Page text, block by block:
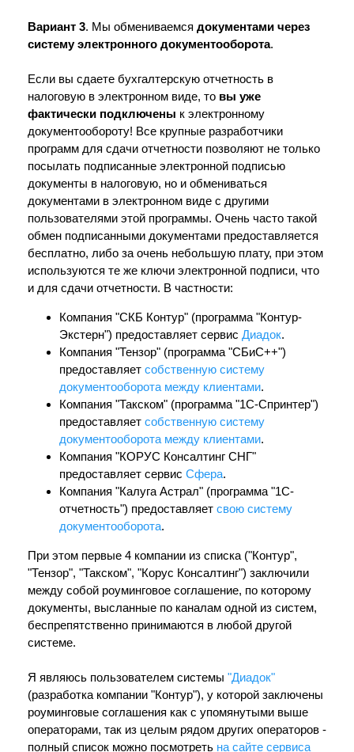
Вариант 3. Мы обмениваемся документами через
систему электронного документооборота.
Если вы сдаете бухгалтерскую отчетность в
налоговую в электронном виде, то вы уже
фактически подключены к электронному
документообороту! Все крупные разработчики
программ для сдачи отчетности позволяют не только
посылать подписанные электронной подписью
документы в налоговую, но и обмениваться
документами в электронном виде с другими
пользователями этой программы. Очень часто такой
обмен подписанными документами предоставляется
бесплатно, либо за очень небольшую плату, при этом
используются те же ключи электронной подписи, что
и для сдачи отчетности. В частности:
Компания "СКБ Контур" (программа "Контур-
Экстерн") предоставляет сервис Диадок.
Компания "Тензор" (программа "СБиС++")
предоставляет собственную систему
документооборота между клиентами.
Компания "Такском" (программа "1С-Спринтер")
предоставляет собственную систему
документооборота между клиентами.
Компания "КОРУС Консалтинг СНГ"
предоставляет сервис Сфера.
Компания "Калуга Астрал" (программа "1С-
отчетность") предоставляет свою систему
документооборота.
При этом первые 4 компании из списка ("Контур",
"Тензор", "Такском", "Корус Консалтинг") заключили
между собой роуминговое соглашение, по которому
документы, высланные по каналам одной из систем,
беспрепятственно принимаются в любой другой
системе.
Я являюсь пользователем системы "Диадок"
(разработка компании "Контур"), у которой заключены
роуминговые соглашения как с упомянутыми выше
операторами, так из целым рядом других операторов -
полный список можно посмотреть на сайте сервиса